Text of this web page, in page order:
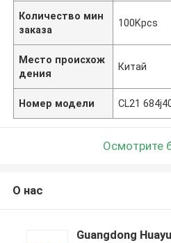
Количество мин
заказа
100Kpcs
Место происхож
дения
Китай
Номер модели CL21
Осмотрите
О нас
Guangdong